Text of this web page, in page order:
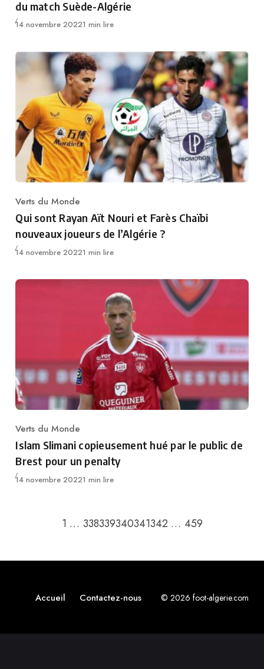
du match Suède-Algérie
Publié
14 novembre 20221 min lire
Category
Verts du Monde
Qui sont Rayan Aït Nouri et Farès Chaïbi
nouveaux joueurs de l’Algérie ?
Publié
14 novembre 20221 min lire
Category
Verts du Monde
Islam Slimani copieusement hué par le public de
Brest pour un penalty
Publié
14 novembre 20221 min lire
Retour à la page précédente
1 … 338339340341342 … 459Passer à la
Accueil Contactez-nous © 2026 foot-algerie.com